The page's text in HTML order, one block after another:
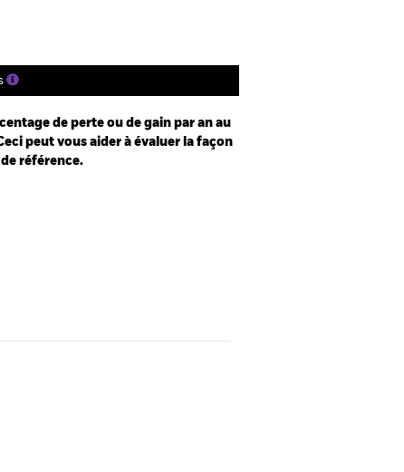
de perte ou de gain par an au
peut vous aider à évaluer la façon
référence.